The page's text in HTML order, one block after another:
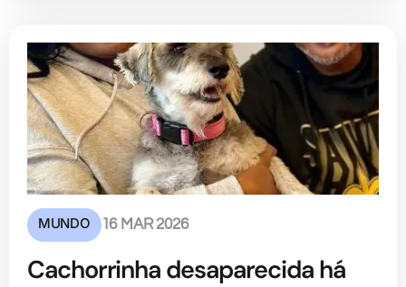
MUNDO 16 MAR 2026
Cachorrinha desaparecida há